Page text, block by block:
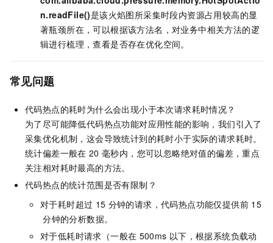
n.readFile()是该火焰图所采集时段内资源占用较高的显
著瓶颈所在，可以根据该方法名，对业务中相关方法的逻
辑进行梳理，查看是否存在优化空间。
常见问题
代码热点的耗时为什么会出现小于本次请求耗时情况？
为了尽可能降低代码热点功能对应用性能的影响，我们引入了
采集优化机制，这会导致统计到的耗时小于实际的请求耗时。
统计偏差一般在 20 毫秒内，您可以忽略绝对值的偏差，重点
关注相对耗时最高的方法。
代码热点的统计范围是否有限制？
对于耗时超过 15 分钟的请求，代码热点功能仅提供前 15
分钟的分析数据。
对于低耗时请求（一般在 500ms 以下，根据系统负载动